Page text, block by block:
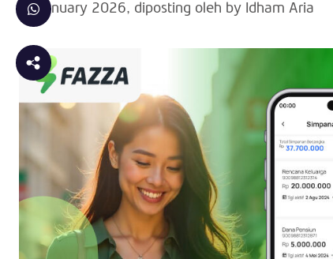
15 January 2026, diposting oleh by Idham Aria